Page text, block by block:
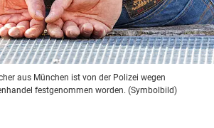
aus München ist von der Polizei wegen
festgenommen worden. (Symbolbild)